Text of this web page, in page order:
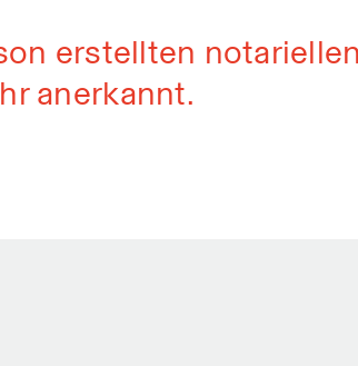
erstellten
anerkannt.